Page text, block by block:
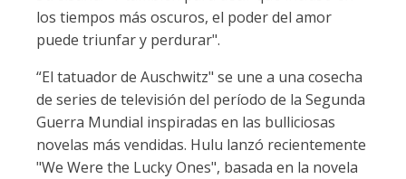
los tiempos más oscuros, el poder del amor
puede triunfar y perdurar".
“El tatuador de Auschwitz" se une a una cosecha
de series de televisión del período de la Segunda
Guerra Mundial inspiradas en las bulliciosas
novelas más vendidas. Hulu lanzó recientemente
"We Were the Lucky Ones", basada en la novela